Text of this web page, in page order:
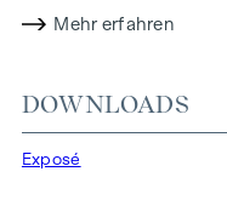
In der Traisengasse
Funktionalität in jeder
Grundrissen, die von
Mehr erfahren
DOWNLOADS
Exposé